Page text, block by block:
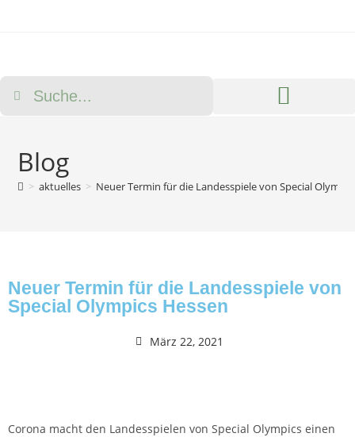
Blog
> aktuelles > Neuer Termin für die Landesspiele von Special
Neuer Termin für die Landesspiele von
Special Olympics Hessen
März 22, 2021
Corona macht den Landesspielen von Special Olympics einen